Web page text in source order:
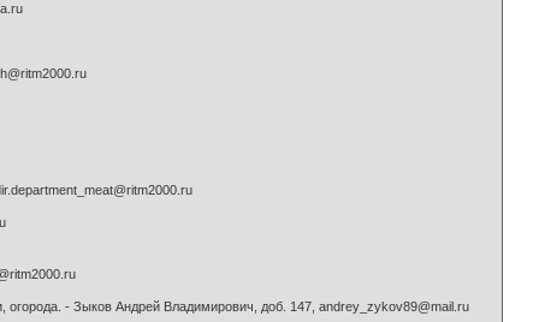
огорода. - Зыков Андрей Владимирович, доб. 147, andrey_zykov89@mail.ru